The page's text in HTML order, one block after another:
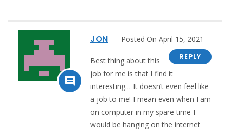

JON
Posted On April 15, 2021
REPLY
Best thing about this
job for me is that I find it
interesting… It doesn’t even feel like
a job to me! I mean even when I am
on computer in my spare time I
would be hanging on the internet